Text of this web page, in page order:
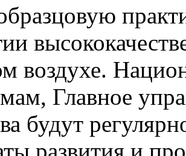
воздухе.
Главное
будут
развития и